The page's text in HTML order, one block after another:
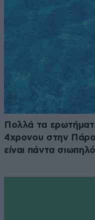
Πολλά τα
4χρονου στην Πάρο
είναι πάντα